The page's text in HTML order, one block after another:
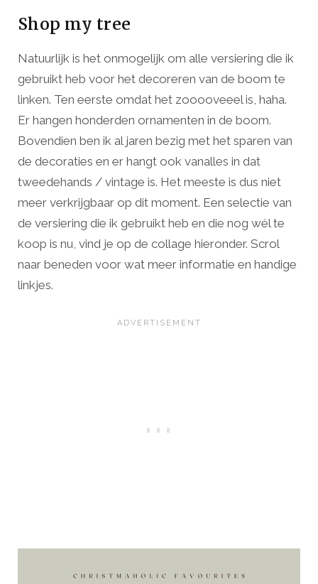
Shop my tree
Natuurlijk is het onmogelijk om alle versiering die ik
gebruikt heb voor het decoreren van de boom te
linken. Ten eerste omdat het zooooveeel is, haha.
Er hangen honderden ornamenten in de boom.
Bovendien ben ik al jaren bezig met het sparen van
de decoraties en er hangt ook vanalles in dat
tweedehands / vintage is. Het meeste is dus niet
meer verkrijgbaar op dit moment. Een selectie van
de versiering die ik gebruikt heb en die nog wél te
koop is nu, vind je op de collage hieronder. Scrol
naar beneden voor wat meer informatie en handige
linkjes.